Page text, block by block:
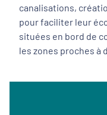
canalisations,
pour faciliter leur
situées en bord de
les zones proches à